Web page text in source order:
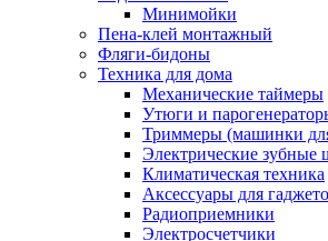
Минимойки
Пена-клей монтажный
Фляги-бидоны
Техника для дома
Механические таймеры
Утюги и
Триммеры (машинки
Электрические зубные
Климатическая техника
Аксессуары для
Радиоприемники
Электросчетчики